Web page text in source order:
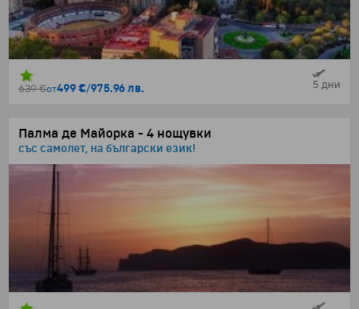
639 €от499 €/975.96 лв. 5 дни
Палма де Майорка - 4 нощувки
със самолет, на български език!